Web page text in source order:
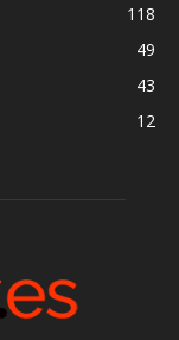
118
49
43
12